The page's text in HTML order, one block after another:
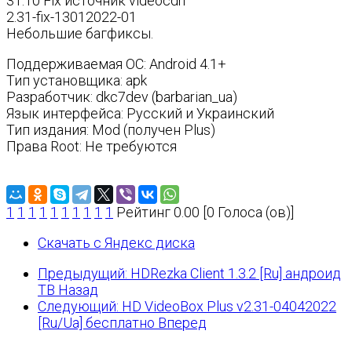
2.31-fix-13012022-01
Небольшие багфиксы.
Поддерживаемая ОС: Android 4.1+
Тип установщика: apk
Разработчик: dkc7dev (barbarian_ua)
Язык интерфейса: Русский и Украинский
Тип издания: Mod (получен Plus)
Права Root: Не требуются
1 1 1 1 1 1 1 1 1 1 Рейтинг 0.00 [0 Голоса (ов)]
Скачать с Яндекс диска
Предыдущий: HDRezka Client 1.3.2 [Ru] андроид
ТВ Назад
Следующий: HD VideoBox Plus v2.31-04042022
[Ru/Ua] бесплатно Вперед